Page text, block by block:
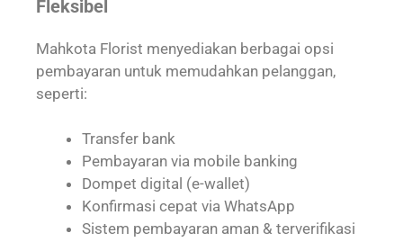
Fleksibel
Mahkota Florist menyediakan berbagai opsi
pembayaran untuk memudahkan pelanggan,
seperti:
Transfer bank
Pembayaran via mobile banking
Dompet digital (e-wallet)
Konfirmasi cepat via WhatsApp
Sistem pembayaran aman & terverifikasi